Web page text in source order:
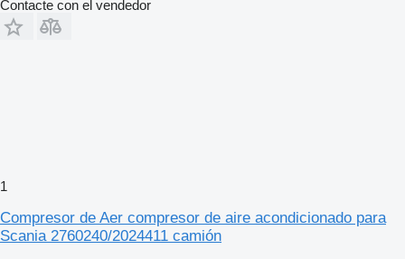
Contacte con el vendedor
1
Compresor de Aer compresor de aire acondicionado para
Scania 2760240/2024411 camión